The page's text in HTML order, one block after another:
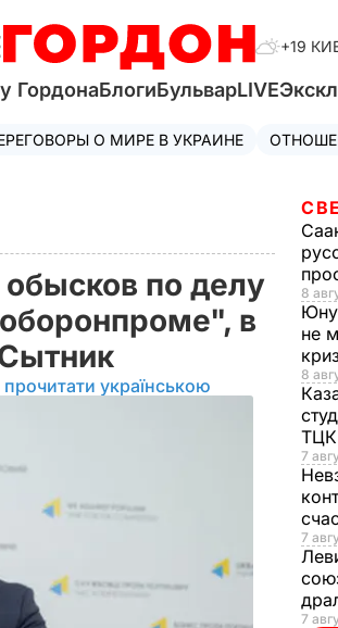
+19
ГордонаБлогиБульварLIVE
О МИРЕ В УКРАИНЕ
по делу
в
українською
8
не
8
ТЦК
7
7
7